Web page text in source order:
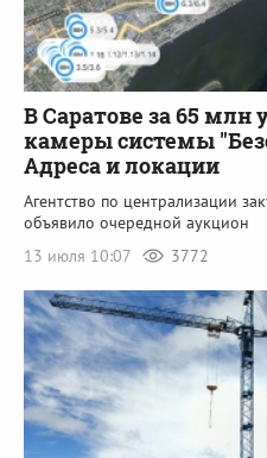
В Саратове за 65 млн
камеры системы
Адреса и локации
Агентство по централизации
объявило очередной аукцион
13 июля 10:07
3772